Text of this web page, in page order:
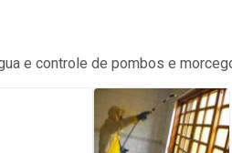
e controle de pombos e